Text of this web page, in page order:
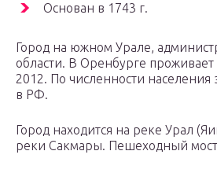
Основан в 1743 г.
Город на южном Урале,
области. В Оренбурге проживает
2012. По численности населения
в РФ.
Город находится на реке Урал
реки Сакмары. Пешеходный